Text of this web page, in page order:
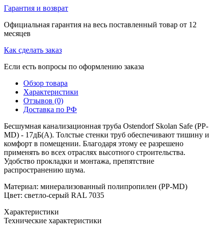
Гарантия и возврат
Официальная гарантия на весь поставленный товар от 12
месяцев
Как сделать заказ
Если есть вопросы по оформлению заказа
Обзор товара
Характеристики
Отзывов (0)
Доставка по РФ
Бесшумная канализационная труба Ostendorf Skolan Safe (PP-
MD) - 17дБ(А). Толстые стенки труб обеспечивают тишину и
комфорт в помещении. Благодаря этому ее разрешено
применять во всех отраслях высотного строительства.
Удобство прокладки и монтажа, препятствие
распространению шума.
Материал: минерализованный полипропилен (PP-MD)
Цвет: светло-серый RAL 7035
Характеристики
Технические характеристики